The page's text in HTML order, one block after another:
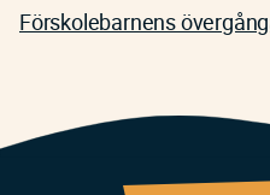
Förskolebarnens